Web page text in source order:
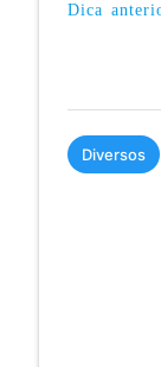
Dica
Diversos